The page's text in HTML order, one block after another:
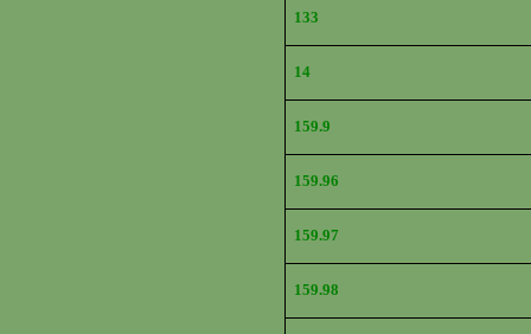
133
14
159.9
159.96
159.97
159.98